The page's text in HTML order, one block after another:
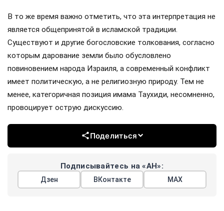
В то же время важно отметить, что эта интерпретация не
является общепринятой в исламской традиции.
Существуют и другие богословские толкования, согласно
которым дарование земли было обусловлено
повиновением народа Израиля, а современный конфликт
имеет политическую, а не религиозную природу. Тем не
менее, категоричная позиция имама Таухиди, несомненно,
провоцирует острую дискуссию.
Поделиться
Подписывайтесь на «АН»:
Дзен ВКонтакте МАХ